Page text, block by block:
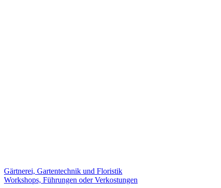
Gärtnerei, Gartentechnik und Floristik
Workshops, Führungen oder Verkostungen